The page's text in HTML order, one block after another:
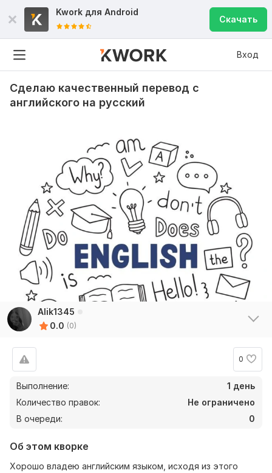
Kwork для Android
Скачать
Вход
Сделаю качественный перевод с
английского на русский
Alik1345
0.0 (0)
0
Выполнение:
1 день
Количество правок:
Не ограничено
В очереди:
0
Об этом кворке
Хорошо владею английским языком, исходя из этого